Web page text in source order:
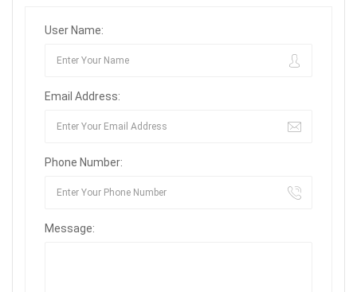
User Name:
Email Address:
Phone Number:
Message: